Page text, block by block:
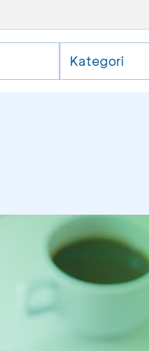
Kategori